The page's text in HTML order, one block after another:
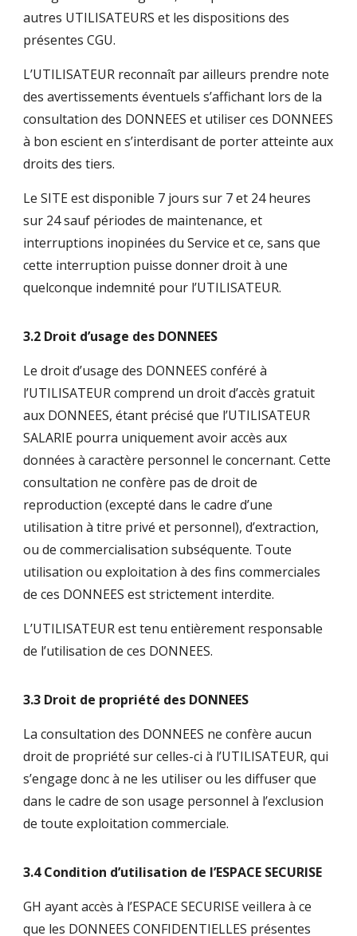
autres UTILISATEURS et les dispositions des
présentes CGU.
L’UTILISATEUR reconnaît par ailleurs prendre note
des avertissements éventuels s’affichant lors de la
consultation des DONNEES et utiliser ces DONNEES
à bon escient en s’interdisant de porter atteinte aux
droits des tiers.
Le SITE est disponible 7 jours sur 7 et 24 heures
sur 24 sauf périodes de maintenance, et
interruptions inopinées du Service et ce, sans que
cette interruption puisse donner droit à une
quelconque indemnité pour l’UTILISATEUR.
3.2 Droit d’usage des DONNEES
Le droit d’usage des DONNEES conféré à
l’UTILISATEUR comprend un droit d’accès gratuit
aux DONNEES, étant précisé que l’UTILISATEUR
SALARIE pourra uniquement avoir accès aux
données à caractère personnel le concernant. Cette
consultation ne confère pas de droit de
reproduction (excepté dans le cadre d’une
utilisation à titre privé et personnel), d’extraction,
ou de commercialisation subséquente. Toute
utilisation ou exploitation à des fins commerciales
de ces DONNEES est strictement interdite.
L’UTILISATEUR est tenu entièrement responsable
de l’utilisation de ces DONNEES.
3.3 Droit de propriété des DONNEES
La consultation des DONNEES ne confère aucun
droit de propriété sur celles-ci à l’UTILISATEUR, qui
s’engage donc à ne les utiliser ou les diffuser que
dans le cadre de son usage personnel à l’exclusion
de toute exploitation commerciale.
3.4 Condition d’utilisation de l’ESPACE SECURISE
GH ayant accès à l’ESPACE SECURISE veillera à ce
que les DONNEES CONFIDENTIELLES présentes